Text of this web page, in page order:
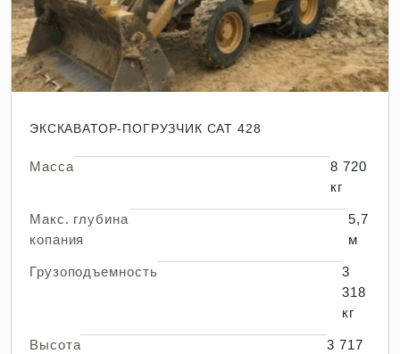
ЭКСКАВАТОР-ПОГРУЗЧИК CAT 428
Масса
8 720
кг
Макс. глубина
копания
5,7
м
Грузоподъемность
3
318
кг
Высота
3 717